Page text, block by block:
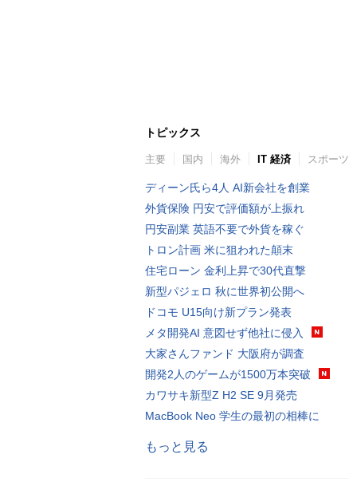
トピックス
主要 国内 海外 IT 経済 スポーツ
ディーン氏ら4人 AI新会社を創業
外貨保険 円安で評価額が上振れ
円安副業 英語不要で外貨を稼ぐ
トロン計画 米に狙われた顛末
住宅ローン 金利上昇で30代直撃
新型パジェロ 秋に世界初公開へ
ドコモ U15向け新プラン発表
メタ開発AI 意図せず他社に侵入
大家さんファンド 大阪府が調査
開発2人のゲームが1500万本突破
カワサキ新型Z H2 SE 9月発売
MacBook Neo 学生の最初の相棒に
もっと見る